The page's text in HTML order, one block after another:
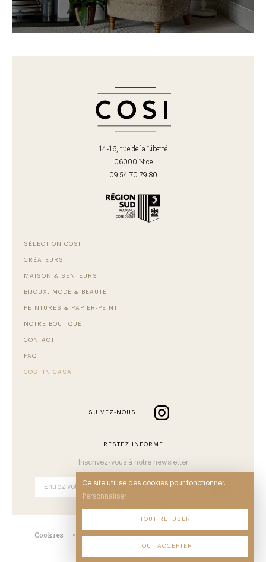
14-16, rue de la Liberté
06000 Nice
09 54 70 79 80
SÉLECTION COSI
CRÉATEURS
MAISON & SENTEURS
BIJOUX, MODE & BEAUTÉ
PEINTURES & PAPIER-PEINT
NOTRE BOUTIQUE
CONTACT
FAQ
COSI IN CASA
SUIVEZ-NOUS
RESTEZ INFORMÉ
Inscrivez-vous à notre newsletter
OK
Cookies • Mentions • CGV • Plan du site •
© Comback
Ce site utilise des cookies pour fonctionner.
Personnaliser
TOUT REFUSER
TOUT ACCEPTER